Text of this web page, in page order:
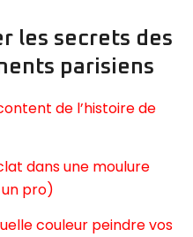
les secrets des
parisiens
de l’histoire de
dans une moulure
pro)
couleur peindre vos